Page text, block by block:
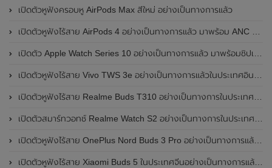
เปิดตัวหูฟังครอบหู AirPods Max สีใหม่ อย่างเป็นทางการแล้ว
เปิดตัวหูฟังไร้สาย AirPods 4 อย่างเป็นทางการแล้ว มาพร้อม ANC และฟีเจอร์ใหม่มากมาย
เปิดตัว Apple Watch Series 10 อย่างเป็นทางการแล้ว มาพร้อมชิปเซ็ตรุ่น S10
เปิดตัวหูฟังไร้สาย Vivo TWS 3e อย่างเป็นทางการแล้วในประเทศอินเดีย มาพร้อมระบบตัดเสียงรบกวน ANC ที่ 30dB , ป้องกันฝุ่นและกันน้ำที่ระดับ IP54 , แบตเตอรี่สามารถใช้งานนานสูงสุด 36 ชั่วโมง
เปิดตัวหูฟังไร้สาย Realme Buds T310 อย่างเป็นทางการในประเทศอินเดีย มาพร้อมระบบตัดเสียงรบกวน ANC สูงสุด 46dB , เสียงรอบทิศทาง 360 องศา , แบตเตอรี่สามารถใช้งานได้นานสูงสุด 40 ชั่วโมง
เปิดตัวสมาร์ทวอทช์ Realme Watch S2 อย่างเป็นทางการในประเทศอินเดีย มาพร้อมตัวเรือนสแตนเลสสตีล , หน้าจอแสดงผล AMOLED ขนาด 1.43 นิ้ว , แบตเตอรี่ขนาดใหญ่ใช้งานได้นาน 20 วัน และรองรับคำสั่งเสียง Super AI Engine ที่ขับเคลื่อนโดย ChatGPT
เปิดตัวหูฟังไร้สาย OnePlus Nord Buds 3 Pro อย่างเป็นทางการแล้ว มาพร้อมระบบตัดเสียงรบกวน (ANC) สามารถลดเสียงรบกวนได้ 49dB และแบตเตอรี่สุดอึดใช้งานได้นานสูงสุดถึง 44 ชั่วโมง
เปิดตัวหูฟังไร้สาย Xiaomi Buds 5 ในประเทศจีนอย่างเป็นทางการแล้ว มาพร้อมระบบตัดเสียงรบกวน ANC , Qualcomm aptX Lossless และ Spatial Audio